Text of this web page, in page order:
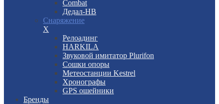
Combat
Дедал-НВ
Снаряжение
X
Релоадинг
HARKILA
Звуковой имитатор Plurifon
Сошки опоры
Метеостанции Kestrel
Хронографы
GPS ошейники
Бренды